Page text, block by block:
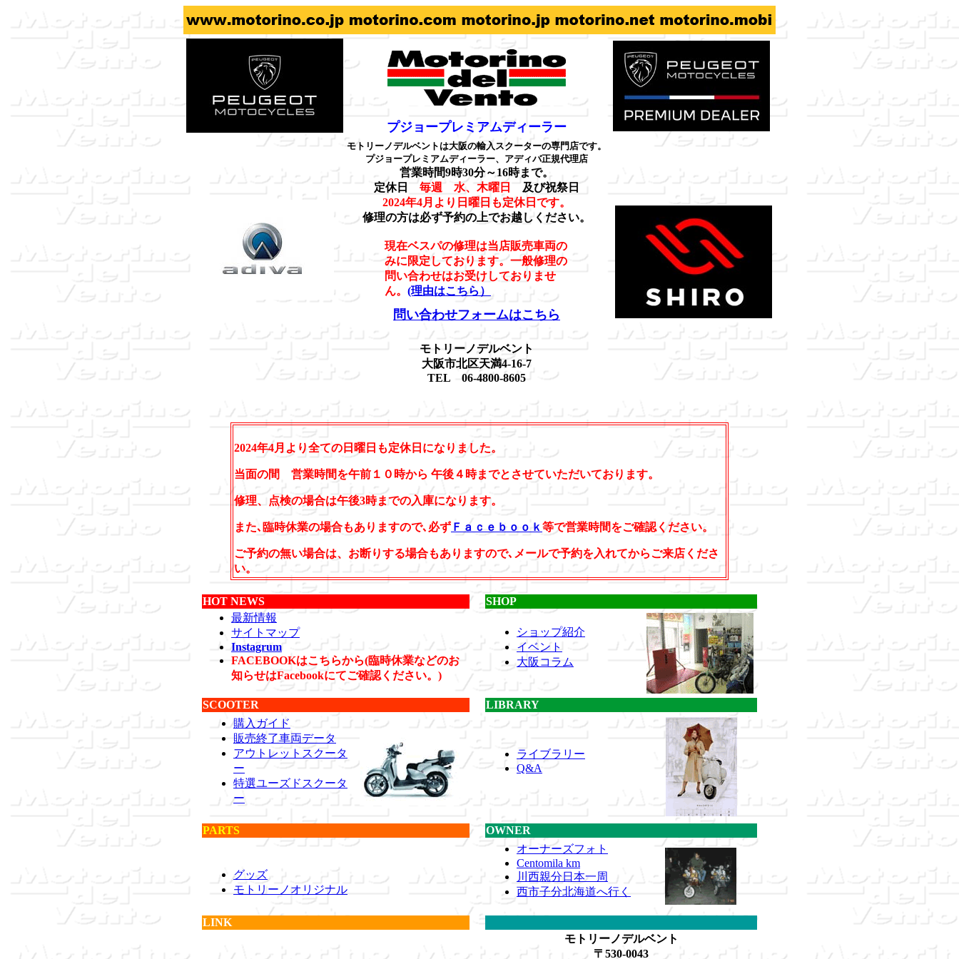
プジョープレミアムディーラー
モトリーノデルベントは大阪の輸入スクーターの専門店です。
プジョープレミアムディーラー、アディバ正規代理店
営業時間9時30分～16時まで。
定休日 毎週 水、木曜日
及び祝祭日
2024年4月より日曜日も定休日です。
修理の方は必ず予約の上でお越しください。
現在ベスパの修理は当店販売車両の
みに限定しております。一般修理の
問い合わせはお受けしておりませ
ん。 (理由はこちら）
問い合わせフォームはこちら
モトリーノデルベント
大阪市北区天満4-16-7
TEL 06-4800-8605
2024年4月より全ての日曜日も定休日になりました。
当面の間 営業時間を午前１０時から 午後４時までとさせていただいております。
修理、点検の場合は午後3時までの入庫になります。
また､臨時休業の場合もありますので､必ず Ｆａｃｅｂｏｏｋ 等で営業時間をご確認ください。
ご予約の無い場合は、お断りする場合もありますので､メールで予約を入れてからご来店くださ
い。
HOT NEWS
SHOP
最新情報
サイトマップ
Instagrum
FACEBOOKはこちらから(臨時休業などのお
知らせはFacebookにてご確認ください。)
ショップ紹介
イベント
大阪コラム
SCOOTER
LIBRARY
購入ガイド
販売終了車両データ
アウトレットスクータ
ー
特選ユーズドスクータ
ー
ライブラリー
Q&A
PARTS OWNER
グッズ
モトリーノオリジナル
オーナーズフォト
Centomila km
川西親分日本一周
西市子分北海道へ行く
LINK
モトリーノデルベント
〒530-0043